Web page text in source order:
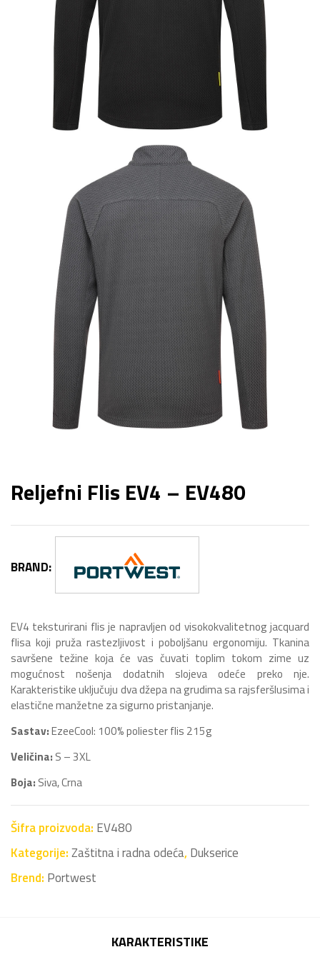
Reljefni Flis EV4 – EV480
BRAND:
EV4 teksturirani flis je napravljen od visokokvalitetnog jacquard
flisa koji pruža rastezljivost i poboljšanu ergonomiju. Tkanina
savršene težine koja će vas čuvati toplim tokom zime uz
mogućnost nošenja dodatnih slojeva odeće preko nje.
Karakteristike uključuju dva džepa na grudima sa rajsferšlusima i
elastične manžetne za sigurno pristanjanje.
Sastav:EzeeCool: 100% poliester flis 215g
Veličina: S – 3XL
Boja: Siva, Crna
Šifra proizvoda: EV480
Kategorije:Zaštitna i radna odeća,Dukserice
Brend: Portwest
KARAKTERISTIKE